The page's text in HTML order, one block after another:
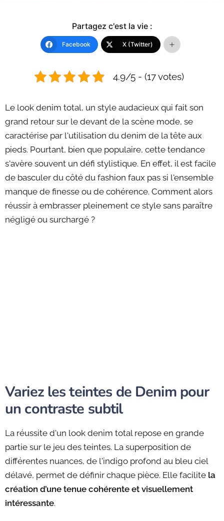
Partagez c'est la vie :
Facebook X (Twitter)
4.9/5 - (17 votes)
Le look denim total, un style audacieux qui fait son
grand retour sur le devant de la scène mode, se
caractérise par l'utilisation du denim de la tête aux
pieds. Pourtant, bien que populaire, cette tendance
s'avère souvent un défi stylistique. En effet, il est facile
de basculer du côté du fashion faux pas si l'ensemble
manque de finesse ou de cohérence. Comment alors
réussir à embrasser pleinement ce style sans paraître
négligé ou surchargé ?
Variez les teintes de Denim pour
un contraste subtil
La réussite d'un look denim total repose en grande
partie sur le jeu des teintes. La superposition de
différentes nuances, de l'indigo profond au bleu ciel
délavé, permet de définir chaque pièce. Elle facilite la
création d’une tenue cohérente et visuellement
intéressante.